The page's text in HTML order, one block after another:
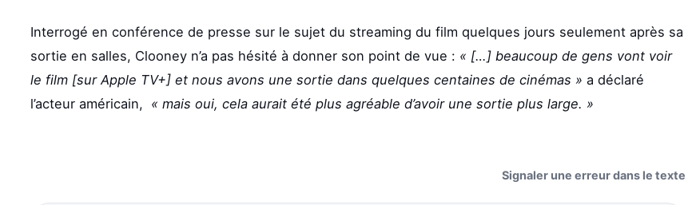
Interrogé en conférence de presse sur le sujet du streaming du film quelques jours seulement après sa
sortie en salles, Clooney n’a pas hésité à donner son point de vue : « […] beaucoup de gens vont voir
le film [sur Apple TV+] et nous avons une sortie dans quelques centaines de cinémas » a déclaré
l’acteur américain, « mais oui, cela aurait été plus agréable d’avoir une sortie plus large. »
Signaler une erreur dans le texte